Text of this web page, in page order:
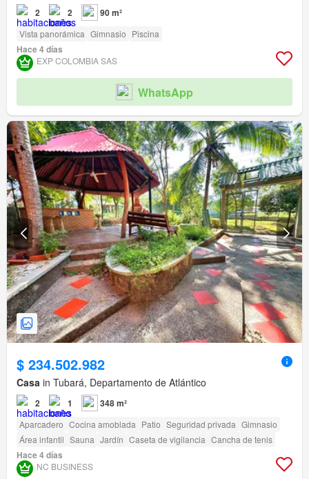
2 2 90 m²
Vista panorámica Gimnasio Piscina
Hace 4 días
EXP COLOMBIA SAS
WhatsApp
$ 234.502.982
Casa in Tubará, Departamento de Atlántico
2 1 348 m²
Aparcadero Cocina amoblada Patio Seguridad privada Gimnasio
Área infantil Sauna Jardín Caseta de vigilancia Cancha de tenis
Hace 4 días
NC BUSINESS